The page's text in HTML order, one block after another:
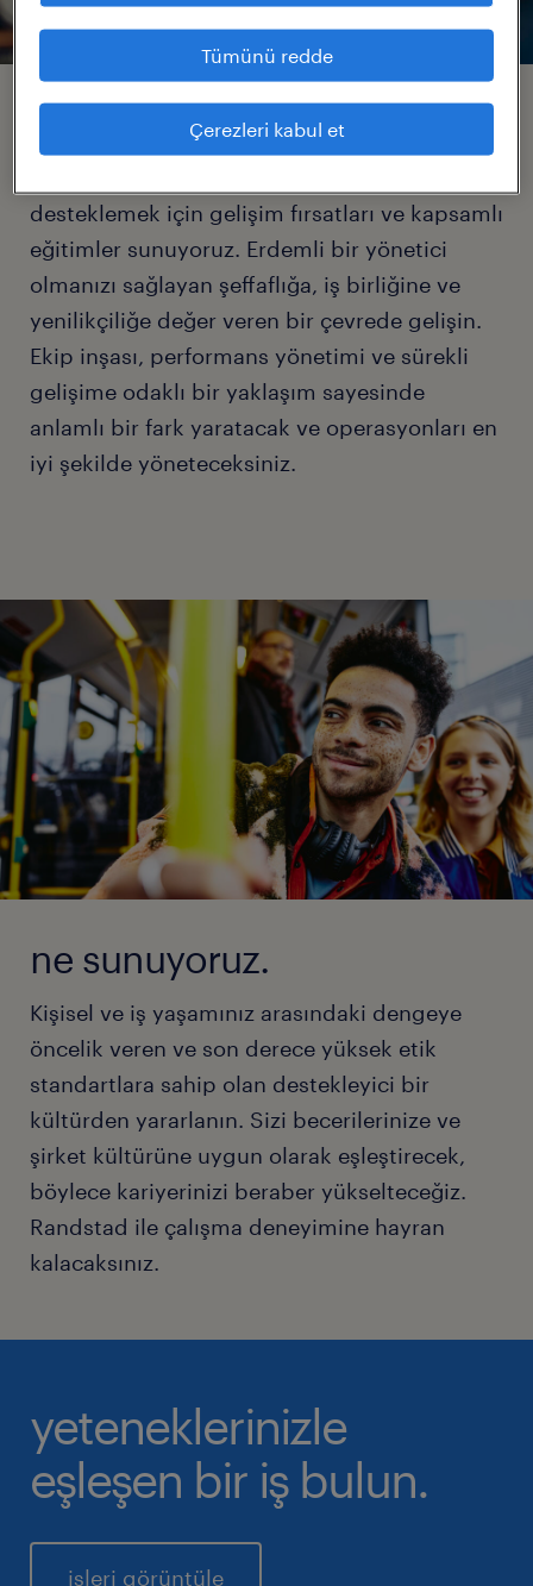
ne yapıyoruz.
desteklemek için gelişim fırsatları ve kapsamlı
eğitimler sunuyoruz. Erdemli bir yönetici
olmanızı sağlayan şeffaflığa, iş birliğine ve
yenilikçiliğe değer veren bir çevrede gelişin.
Ekip inşası, performans yönetimi ve sürekli
gelişime odaklı bir yaklaşım sayesinde
anlamlı bir fark yaratacak ve operasyonları en
iyi şekilde yöneteceksiniz.
ne sunuyoruz.
Kişisel ve iş yaşamınız arasındaki dengeye
öncelik veren ve son derece yüksek etik
standartlara sahip olan destekleyici bir
kültürden yararlanın. Sizi becerilerinize ve
şirket kültürüne uygun olarak eşleştirecek,
böylece kariyerinizi beraber yükselteceğiz.
Randstad ile çalışma deneyimine hayran
kalacaksınız.
yeteneklerinizle
eşleşen bir iş bulun.
işleri görüntüle
Tümünü redde
Çerezleri kabul et